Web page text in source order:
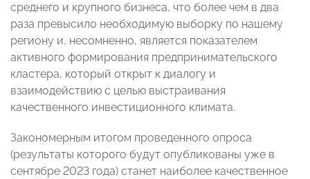
среднего и крупного бизнеса, что более чем в два
раза превысило необходимую выборку по нашему
региону и, несомненно, является показателем
активного формирования предпринимательского
кластера, который открыт к диалогу и
взаимодействию с целью выстраивания
качественного инвестиционного климата.
Закономерным итогом проведенного опроса
(результаты которого будут опубликованы уже в
сентябре 2023 года) станет наиболее качественное